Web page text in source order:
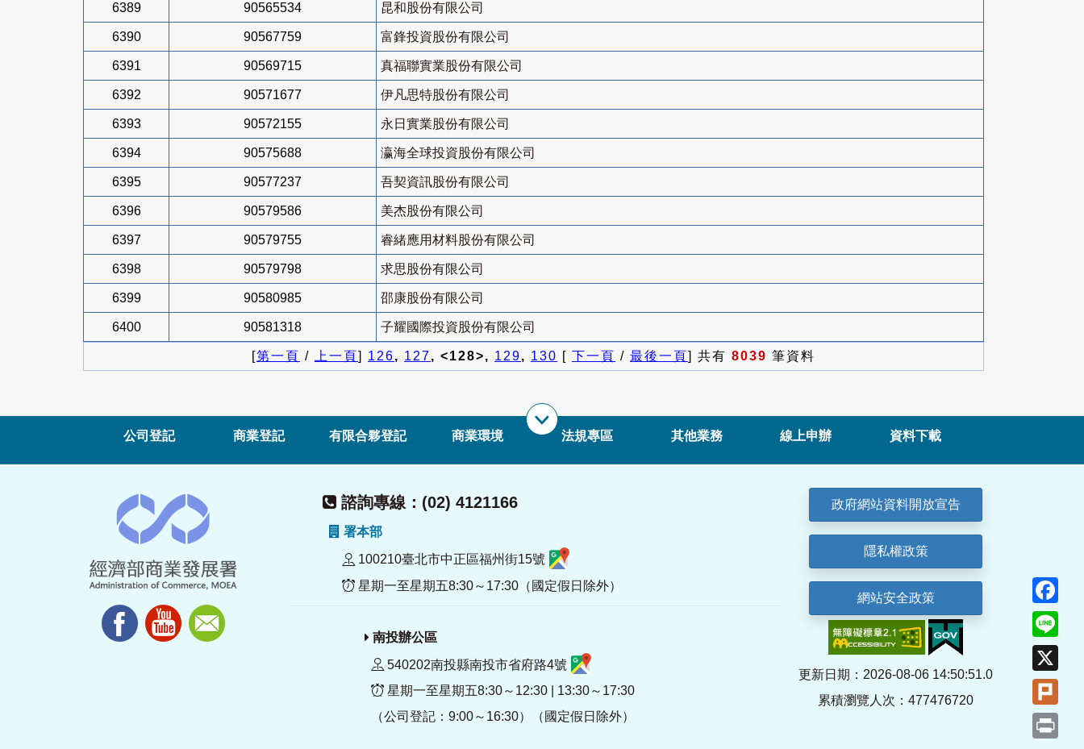
6389 90565534 昆和股份有限公司
6390 90567759 富鋒投資股份有限公司
6391 90569715 真福聯實業股份有限公司
6392 90571677 伊凡思特股份有限公司
6393 90572155 永日實業股份有限公司
6394 90575688 瀛海全球投資股份有限公司
6395 90577237 吾契資訊股份有限公司
6396 90579586 美杰股份有限公司
6397 90579755 睿緒應用材料股份有限公司
6398 90579798 求思股份有限公司
6399 90580985 邵康股份有限公司
6400 90581318 子耀國際投資股份有限公司
[第一頁 / 上一頁] 126, 127, <128>, 129, 130 [ 下一頁 / 最後一頁] 共有 8039 筆資料
公司登記 商業登記 有限合夥登記 商業環境 法規專區 其他業務 線上申辦 資料下載
諮詢專線：(02) 4121166
署本部
100210臺北市中正區福州街15號
星期一至星期五8:30～17:30（國定假日除外）
南投辦公區
540202南投縣南投市省府路4號
星期一至星期五8:30～12:30 | 13:30～17:30
（公司登記：9:00～16:30）（國定假日除外）
政府網站資料開放宣告
隱私權政策
網站安全政策
更新日期：2026-08-06 14:50:51.0
累積瀏覽人次：477476720